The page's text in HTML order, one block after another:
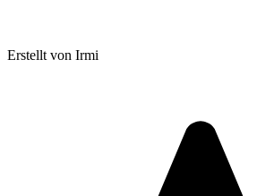
Erstellt von Irmi